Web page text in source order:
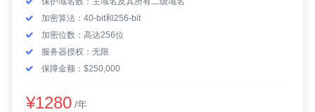
加密算法：40-bit和256-bit
加密位数：高达256位
服务器授权：无限
保障金额：$250,000
¥1280 /年